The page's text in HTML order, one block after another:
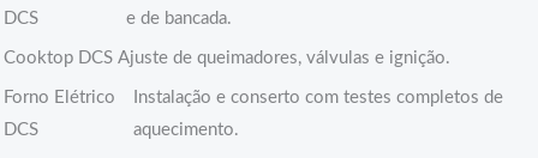
DCS
e de bancada.
Cooktop DCS Ajuste de queimadores, válvulas e ignição.
Forno Elétrico
DCS
Instalação e conserto com testes completos de
aquecimento.